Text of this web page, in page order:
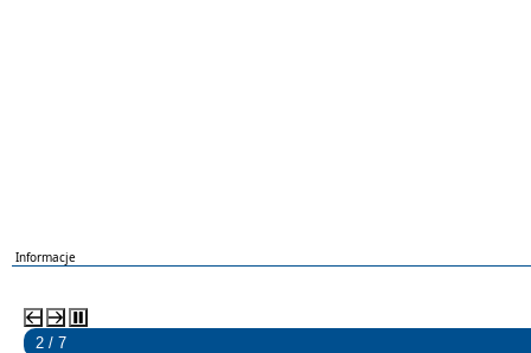
Informacje
2 / 7